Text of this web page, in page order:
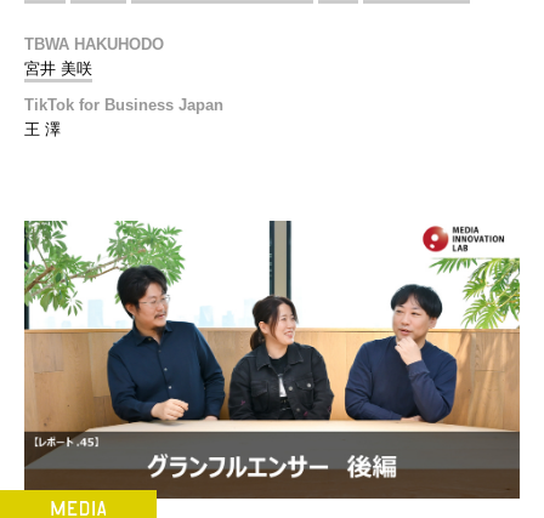
TBWA HAKUHODO
宮井 美咲
TikTok for Business Japan
王 澤